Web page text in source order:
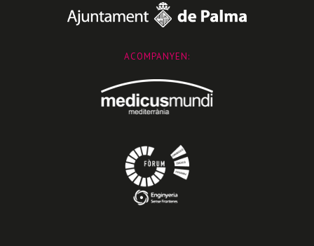
ACOMPANYEN: